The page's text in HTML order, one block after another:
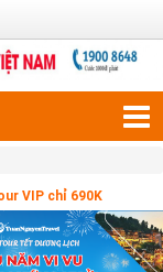
VIP chỉ 690K